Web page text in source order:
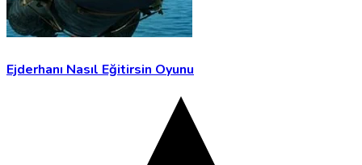
Ejderhanı Nasıl Eğitirsin Oyunu